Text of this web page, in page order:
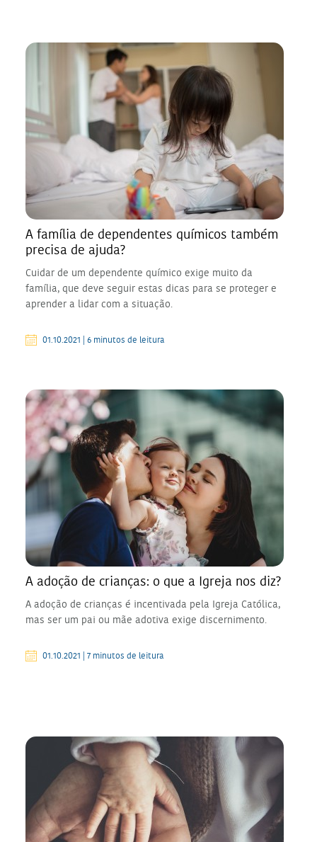
A família de dependentes químicos também
precisa de ajuda?
Cuidar de um dependente químico exige muito da
família, que deve seguir estas dicas para se proteger e
aprender a lidar com a situação.
01.10.2021 | 6 minutos de leitura
A adoção de crianças: o que a Igreja nos diz?
A adoção de crianças é incentivada pela Igreja Católica,
mas ser um pai ou mãe adotiva exige discernimento.
01.10.2021 | 7 minutos de leitura